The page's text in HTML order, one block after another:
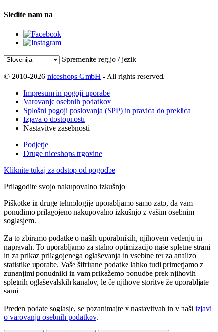
Sledite nam na
Spremenite regijo / jezik
© 2010-2026 niceshops GmbH - All rights reserved.
Impresum in pogoji uporabe
Varovanje osebnih podatkov
Splošni pogoji poslovanja (SPP) in pravica do preklica
Izjava o dostopnosti
Nastavitve zasebnosti
Podjetje
Druge niceshops trgovine
Kliknite tukaj za odstop od pogodbe
Prilagodite svojo nakupovalno izkušnjo
Piškotke in druge tehnologije uporabljamo samo zato, da vam
ponudimo prilagojeno nakupovalno izkušnjo z vašim osebnim
soglasjem.
Za to zbiramo podatke o naših uporabnikih, njihovem vedenju in
napravah. To uporabljamo za stalno optimizacijo naše spletne strani
in za prikaz prilagojenega oglaševanja in vsebine ter za analizo
statistike uporabe. Vaše šifrirane podatke lahko tudi primerjamo z
zunanjimi ponudniki in vam prikažemo ponudbe prek njihovih
spletnih oglaševalskih kanalov, le če njihove storitve že uporabljate
sami.
Preden podate soglasje, se pozanimajte v nastavitvah in v naši izjavi
o varovanju osebnih podatkov.